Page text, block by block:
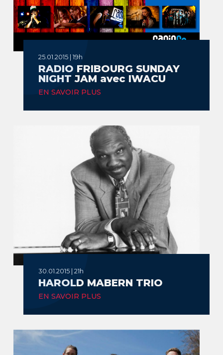
25.01.2015 | 19h
RADIO FRIBOURG SUNDAY
NIGHT JAM avec IWACU
EN SAVOIR PLUS
30.01.2015 | 21h
HAROLD MABERN TRIO
EN SAVOIR PLUS